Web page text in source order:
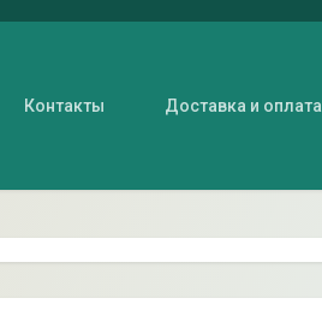
Контакты Доставка и оплата